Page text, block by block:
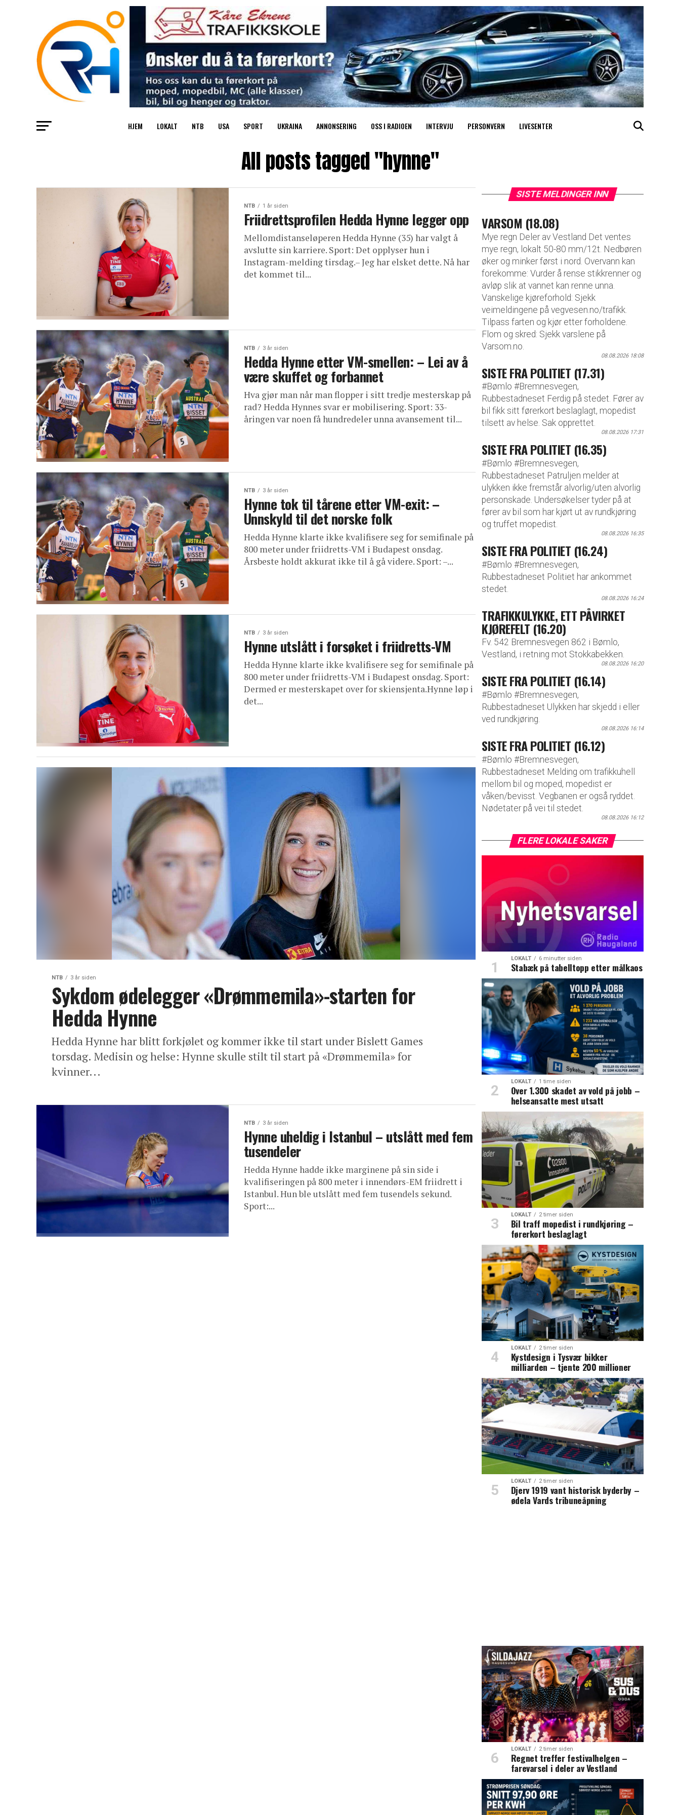
HJEM LOKALT NTB USA SPORT UKRAINA ANNONSERING OSS I RADIOEN INTERVJU PERSONVERN LIVESENTER
All posts tagged "hynne"
NTB 1 år siden
Friidrettsprofilen Hedda Hynne legger opp
Mellomdistanseløperen Hedda Hynne (35) har valgt å
avslutte sin karriere. Sport: Det opplyser hun i
Instagram-melding tirsdag.– Jeg har elsket dette. Nå har
det kommet til...
NTB 3 år siden
Hedda Hynne etter VM-smellen: – Lei av å
være skuffet og forbannet
Hva gjør man når man flopper i sitt tredje mesterskap på
rad? Hedda Hynnes svar er mobilisering. Sport: 33-
åringen var noen få hundredeler unna avansement til...
NTB 3 år siden
Hynne tok til tårene etter VM-exit: –
Unnskyld til det norske folk
Hedda Hynne klarte ikke kvalifisere seg for semifinale på
800 meter under friidretts-VM i Budapest onsdag.
Årsbeste holdt akkurat ikke til å gå videre. Sport: –...
NTB 3 år siden
Hynne utslått i forsøket i friidretts-VM
Hedda Hynne klarte ikke kvalifisere seg for semifinale på
800 meter under friidretts-VM i Budapest onsdag. Sport:
Dermed er mesterskapet over for skiensjenta.Hynne løp i
det...
NTB 3 år siden
Sykdom ødelegger «Drømmemila»-starten for
Hedda Hynne
Hedda Hynne har blitt forkjølet og kommer ikke til start under Bislett Games
torsdag. Medisin og helse: Hynne skulle stilt til start på «Drømmemila» for
kvinner...
NTB 3 år siden
Hynne uheldig i Istanbul – utslått med fem
tusendeler
Hedda Hynne hadde ikke marginene på sin side i
kvalifiseringen på 800 meter i innendørs-EM friidrett i
Istanbul. Hun ble utslått med fem tusendels sekund.
Sport:...
SISTE MELDINGER INN
VARSOM (18.08)
Mye regn Deler av Vestland Det ventes
mye regn, lokalt 50-80 mm/12t. Nedbøren
øker og minker først i nord. Overvann kan
forekomme: Vurder å rense stikkrenner og
avløp slik at vannet kan renne unna.
Vanskelige kjøreforhold: Sjekk
veimeldingene på vegvesen.no/trafikk.
Tilpass farten og kjør etter forholdene.
Flom og skred: Sjekk varslene på
Varsom.no.
08.08.2026 18:08
SISTE FRA POLITIET (17.31)
#Bømlo #Bremnesvegen,
Rubbestadneset Ferdig på stedet. Fører av
bil fikk sitt førerkort beslaglagt, mopedist
tilsett av helse. Sak opprettet.
08.08.2026 17:31
SISTE FRA POLITIET (16.35)
#Bømlo #Bremnesvegen,
Rubbestadneset Patruljen melder at
ulykken ikke fremstår alvorlig/uten alvorlig
personskade. Undersøkelser tyder på at
fører av bil som har kjørt ut av rundkjøring
og truffet mopedist.
08.08.2026 16:35
SISTE FRA POLITIET (16.24)
#Bømlo #Bremnesvegen,
Rubbestadneset Politiet har ankommet
stedet.
08.08.2026 16:24
TRAFIKKULYKKE, ETT PÅVIRKET
KJØREFELT (16.20)
Fv. 542 Bremnesvegen 862 i Bømlo,
Vestland, i retning mot Stokkabekken.
08.08.2026 16:20
SISTE FRA POLITIET (16.14)
#Bømlo #Bremnesvegen,
Rubbestadneset Ulykken har skjedd i eller
ved rundkjøring.
08.08.2026 16:14
SISTE FRA POLITIET (16.12)
#Bømlo #Bremnesvegen,
Rubbestadneset Melding om trafikkuhell
mellom bil og moped, mopedist er
våken/bevisst. Vegbanen er også ryddet.
Nødetater på vei til stedet.
08.08.2026 16:12
FLERE LOKALE SAKER
LOKALT 6 minutter siden
Stabæk på tabelltopp etter målkaos
LOKALT 1 time siden
Over 1.300 skadet av vold på jobb –
helseansatte mest utsatt
LOKALT 2 timer siden
Bil traff mopedist i rundkjøring –
førerkort beslaglagt
LOKALT 2 timer siden
Kystdesign i Tysvær bikker
milliarden – tjente 200 millioner
LOKALT 2 timer siden
Djerv 1919 vant historisk byderby –
ødela Vards tribuneåpning
LOKALT 2 timer siden
Regnet treffer festivalhelgen –
farevarsel i deler av Vestland